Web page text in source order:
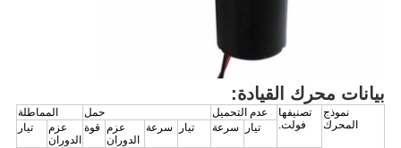
بيانات محرك القيادة:
نموذج
المحرك
تصنيفها
فولت.
عدم التحميل حمل
المماطلة
تيار
سرعة تيار سرعة
عزم
الدوران
قوة
عزم
الدوران
تيار